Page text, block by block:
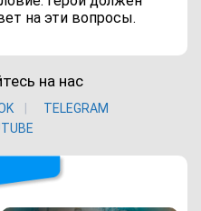
на эти вопросы.
на нас
TELEGRAM